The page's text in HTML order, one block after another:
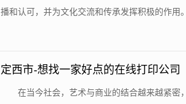
播和认可，并为文化交流和传承发挥积极的作用
定西市-想找一家好点的在线打印公司
在当今社会，艺术与商业的结合越来越紧密